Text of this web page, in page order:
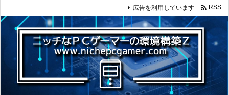
広告を利用しています  RSS